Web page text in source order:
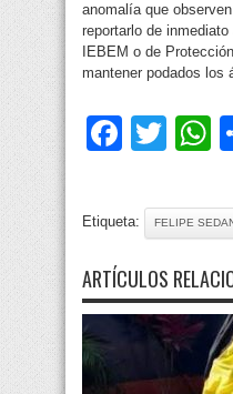
anomalía que
reportarlo de
IEBEM o de
mantener podados los
Etiqueta: FELIPE
ARTÍCULOS